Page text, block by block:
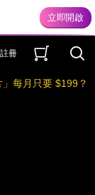
冊
」每月只要 $199？